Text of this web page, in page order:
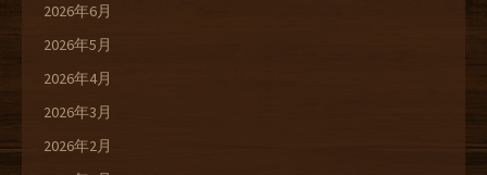
2026年6月
2026年5月
2026年4月
2026年3月
2026年2月